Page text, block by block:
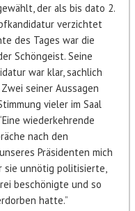
der als bis dato 2.
verzichtet
des Tages war die
Schöngeist. Seine
war klar, sachlich
seiner Aussagen
vieler im Saal
wiederkehrende
nach den
Präsidenten mich
sie unnötig politisierte,
beschönigte und so
hatte.”